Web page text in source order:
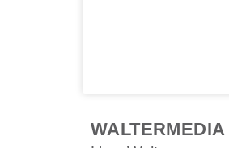
WALTERMEDIA